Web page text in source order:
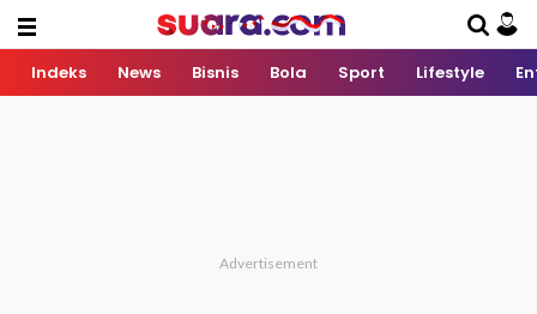
Indeks News Bisnis Bola Sport Lifestyle